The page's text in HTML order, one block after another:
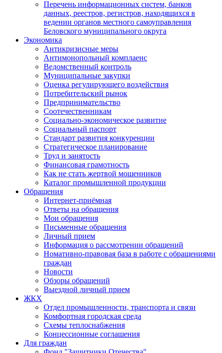
Перечень информационных систем, банков
данных, реестров, регистров, находящихся в
ведении органов местного самоуправления
Беловского муниципального округа
Экономика
Антикризисные меры
Антимонопольный комплаенс
Ведомственный контроль
Муниципальные закупки
Оценка регулирующего воздействия
Потребительский рынок
Предпринимательство
Соотечественникам
Социально-экономическое развитие
Социальный паспорт
Стандарт развития конкуренции
Стратегическое планирование
Труд и занятость
Финансовая грамотность
Как не стать жертвой мошенников
Каталог промышленной продукции
Обращения
Интернет-приёмная
Ответы на обращения
Мои обращения
Письменные обращения
Личный прием
Информация о рассмотрении обращений
Номативно-правовая база в работе с обращениями
граждан
Новости
Обзоры обращений
Выездной личный прием
ЖКХ
Отдел промышленности, транспорта и связи
Комфортная городская среда
Схемы теплоснабжения
Концессионные соглашения
Для граждан